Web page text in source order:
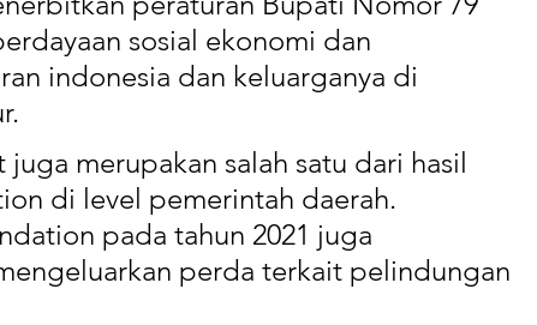
sosial ekonomi dan
indonesia dan keluarganya di
merupakan salah satu dari hasil
di level pemerintah daerah.
pada tahun 2021 juga
perda terkait pelindungan